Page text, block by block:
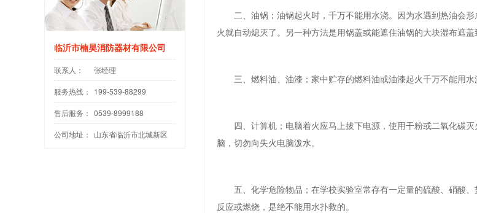
二、油锅；油锅起火时，千万不能用水浇。因为水遇到热油会形
火就自动熄灭了。另一种方法是用锅盖或能遮住油锅的大块湿布遮
三、燃料油、油漆；家中贮存的燃料油或油漆起火千万不能用水
四、计算机；电脑着火应马上拔下电源，使用干粉或二氧化碳
脑，切勿向失火电脑泼水。
五、化学危险物品；在学校实验室常存有一定量的硫酸、硝酸、
反应或燃烧，是绝不能用水扑救的。
临沂市楠昊消防器材有限公司
联系人： 张经理
服务热线： 199-539-88299
售后服务： 0539-8999188
公司地址： 山东省临沂市北城新区